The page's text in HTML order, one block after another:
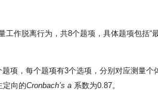
作脱离行为，共8个题项，具体题项包括“
项，每个题项有3个选项，分别对应测量
定向的Cronbach’s a 系数为0.87。